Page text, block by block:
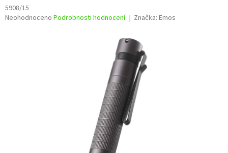
5908/15
Průměrné
Neohodnoceno Podrobnosti hodnocení Značka: Emos